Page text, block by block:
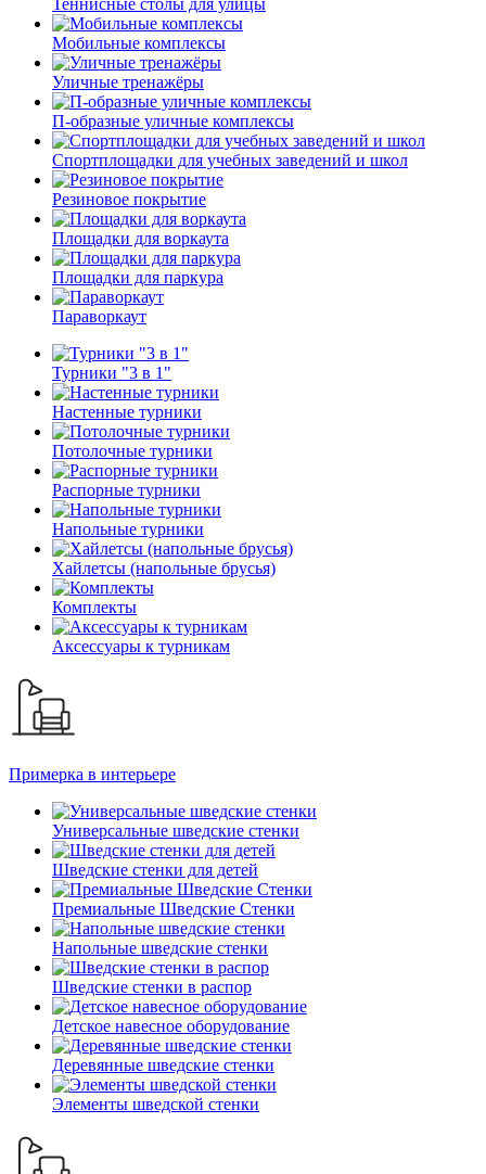
Теннисные столы для улицы
Мобильные комплексы
Уличные тренажёры
П-образные уличные комплексы
Спортплощадки для учебных заведений и школ
Резиновое покрытие
Площадки для воркаута
Площадки для паркура
Параворкаут
Турники "3 в 1"
Настенные турники
Потолочные турники
Распорные турники
Напольные турники
Хайлетсы (напольные брусья)
Комплекты
Аксессуары к турникам
Примерка в интерьере
Универсальные шведские стенки
Шведские стенки для детей
Премиальные Шведские Стенки
Напольные шведские стенки
Шведские стенки в распор
Детское навесное оборудование
Деревянные шведские стенки
Элементы шведской стенки